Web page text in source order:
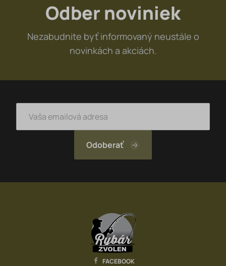
Odber noviniek
Nezabudnite byť informovaný neustále o
novinkách a akciách.
FACEBOOK